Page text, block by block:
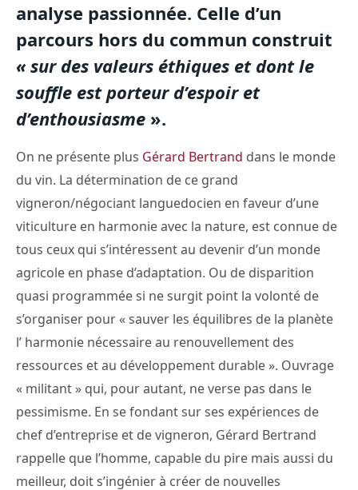
analyse passionnée. Celle d’un
parcours hors du commun construit
« sur des valeurs éthiques et dont le
souffle est porteur d’espoir et
d’enthousiasme ».
On ne présente plus Gérard Bertrand dans le monde
du vin. La détermination de ce grand
vigneron/négociant languedocien en faveur d’une
viticulture en harmonie avec la nature, est connue de
tous ceux qui s’intéressent au devenir d’un monde
agricole en phase d’adaptation. Ou de disparition
quasi programmée si ne surgit point la volonté de
s’organiser pour « sauver les équilibres de la planète
l’ harmonie nécessaire au renouvellement des
ressources et au développement durable ». Ouvrage
« militant » qui, pour autant, ne verse pas dans le
pessimisme. En se fondant sur ses expériences de
chef d’entreprise et de vigneron, Gérard Bertrand
rappelle que l’homme, capable du pire mais aussi du
meilleur, doit s’ingénier à créer de nouvelles